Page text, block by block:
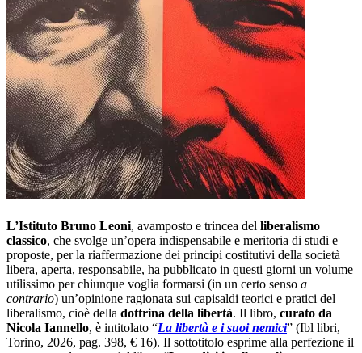
L’Istituto Bruno Leoni, avamposto e trincea del liberalismo
classico, che svolge un’opera indispensabile e meritoria di studi e
proposte, per la riaffermazione dei principi costitutivi della società
libera, aperta, responsabile, ha pubblicato in questi giorni un volume
utilissimo per chiunque voglia formarsi (in un certo senso a
contrario) un’opinione ragionata sui capisaldi teorici e pratici del
liberalismo, cioè della dottrina della libertà. Il libro, curato da
Nicola Iannello, è intitolato “La libertà e i suoi nemici” (Ibl libri,
Torino, 2026, pag. 398, € 16). Il sottotitolo esprime alla perfezione il